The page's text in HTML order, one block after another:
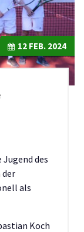
12 FEB. 2024
des
der
als
Koch